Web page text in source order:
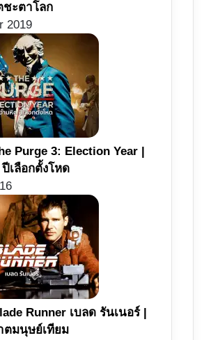
ชะตาโลก
2019
Purge 3: Election Year |
เลือกตั้งโหด
Runner เบลด รันเนอร์ |
ตมนุษย์เทียม